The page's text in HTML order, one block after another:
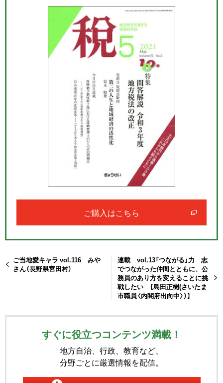
ご購入はこちら
ご当地愛キャラ vol.116 みや
さん（長野県宮田村）
連載 vol.13「つながる」力 志
でつながった仲間とともに、公
務員のあり方を変えることに挑
戦したい 【島田正樹(さいたま
市職員〈内閣府出向中〉）】
すぐに役立つコンテンツ満載！
地方自治、行政、教育など、
分野ごとに厳選情報を配信。